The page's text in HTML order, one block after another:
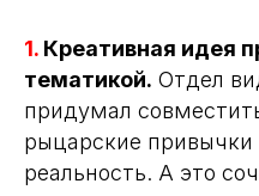
1. Креативная идея
тематикой. Отдел
придумал
рыцарские
реальность. А это